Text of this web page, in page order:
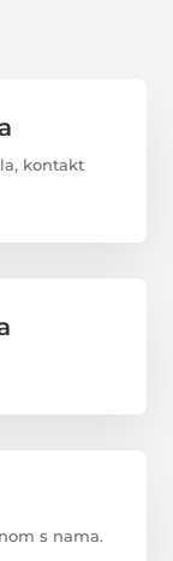
kontakt
s nama.